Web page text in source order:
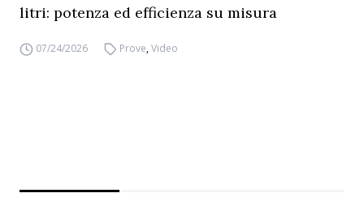
litri: potenza ed efficienza su misura
07/24/2026 Prove,Video